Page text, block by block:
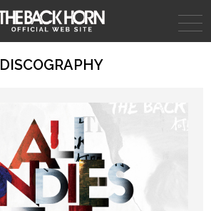
THE BACK HORN
DISCOGRAPHY